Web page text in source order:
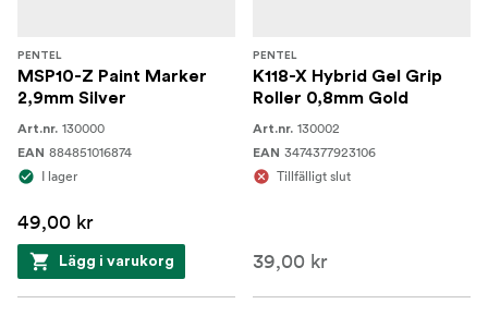
PENTEL
MSP10-Z Paint Marker
2,9mm Silver
Art.nr. 130000
EAN 884851016874
I lager
49,00 kr
Lägg i varukorg
PENTEL
K118-X Hybrid Gel Grip
Roller 0,8mm Gold
Art.nr. 130002
EAN 3474377923106
Tillfälligt slut
39,00 kr